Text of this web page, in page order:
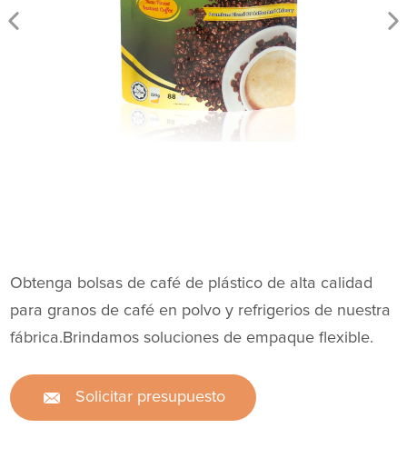
Obtenga bolsas de café de plástico de alta calidad
para granos de café en polvo y refrigerios de nuestra
fábrica.Brindamos soluciones de empaque flexible.
Solicitar presupuesto